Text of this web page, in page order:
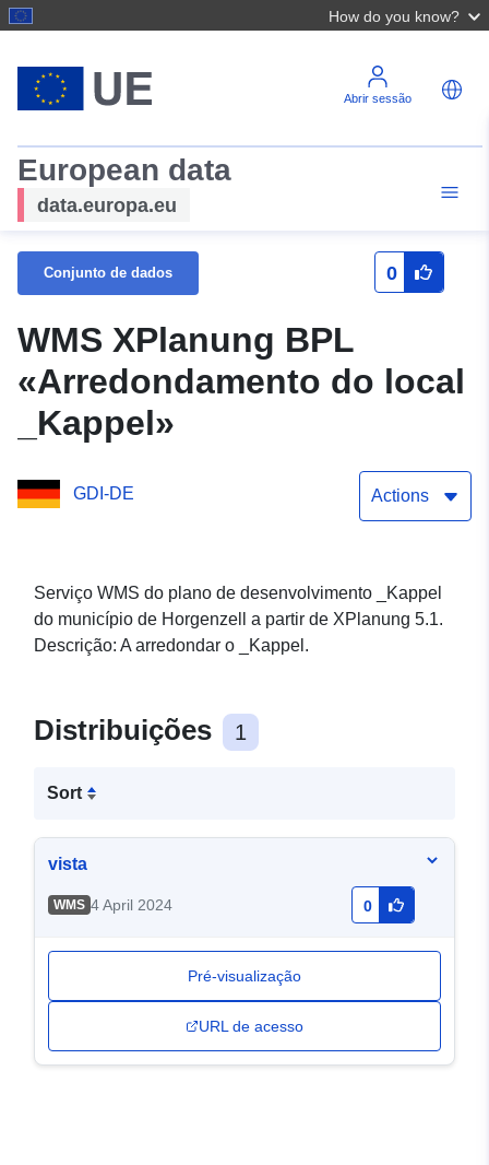
How do you know?
Abrir sessão
European data
data.europa.eu
Conjunto de dados 0
WMS XPlanung BPL
«Arredondamento do local
_Kappel»
GDI-DE Actions
Serviço WMS do plano de desenvolvimento _Kappel
do município de Horgenzell a partir de XPlanung 5.1.
Descrição: A arredondar o _Kappel.
Distribuições 1
Sort
vista
WMS 4 April 2024 0
Pré-visualização
URL de acesso